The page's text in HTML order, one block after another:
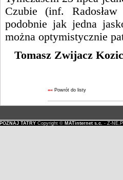
Czubie (inf.
podobnie jak jedna
można optymistycznie
Tomasz Zwijacz
«« Powrót do listy
POZNAJ TATRYCopyright © MATinternet s.c. - Z-